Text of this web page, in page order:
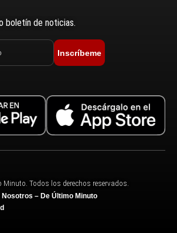
boletín de noticias.
Inscríbeme
Minuto. Todos los derechos reservados.
Nosotros – De Último Minuto